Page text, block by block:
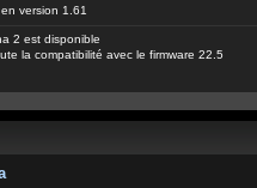
version 1.61
2 est disponible
la compatibilité avec le firmware 22.5